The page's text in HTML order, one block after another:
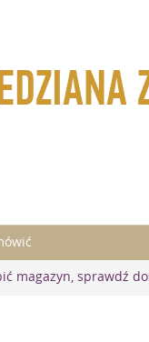
magazyn, sprawdź